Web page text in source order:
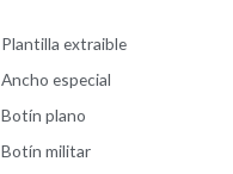
Plantilla extraible
Ancho especial
Botín plano
Botín militar